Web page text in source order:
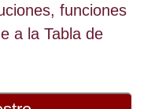
funciones
a la Tabla de